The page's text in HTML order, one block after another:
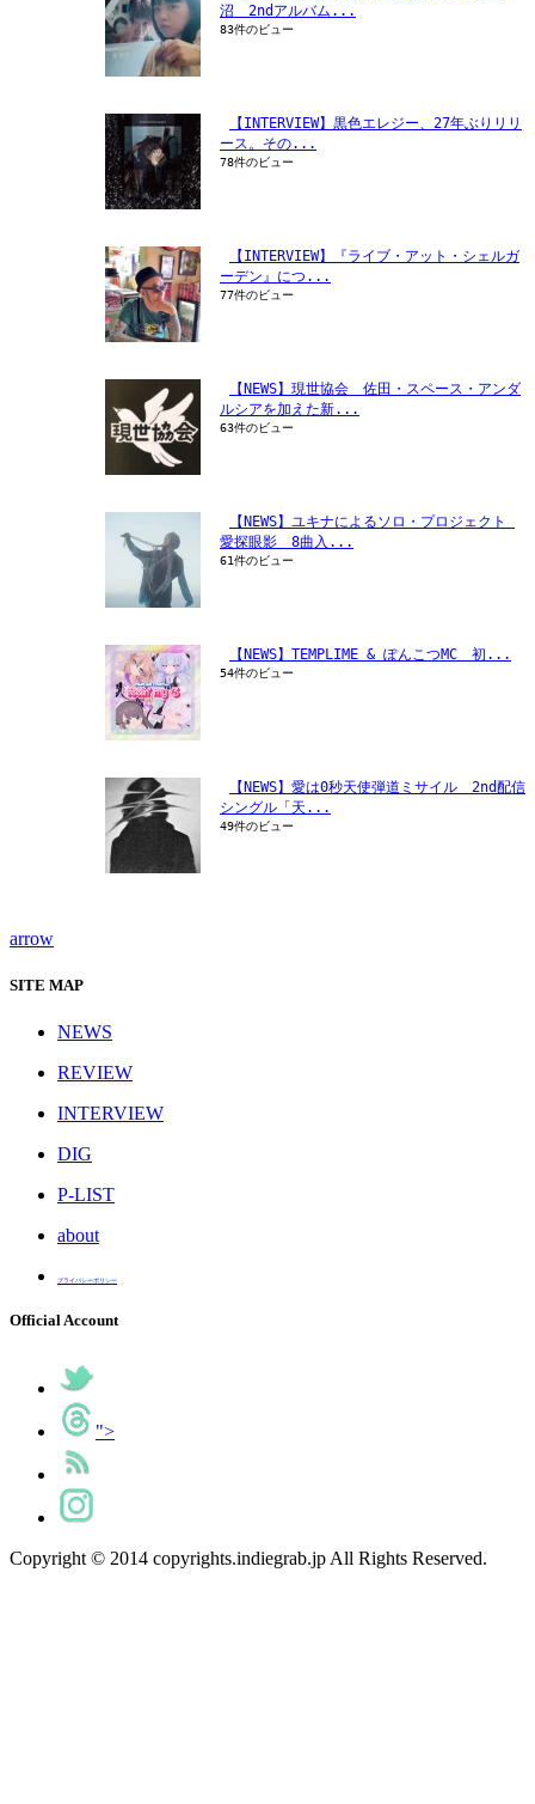
沼　2ndアルバム...
83件のビュー
【INTERVIEW】黒色エレジー、27年ぶりリリ
ース。その...
78件のビュー
【INTERVIEW】『ライブ・アット・シェルガ
ーデン』につ...
77件のビュー
【NEWS】現世協会　佐田・スペース・アンダ
ルシアを加えた新...
63件のビュー
【NEWS】ユキナによるソロ・プロジェクト
愛探眼影　8曲入...
61件のビュー
【NEWS】TEMPLIME & ぽんこつMC　初...
54件のビュー
【NEWS】愛は0秒天使弾道ミサイル　2nd配信
シングル「天...
49件のビュー
arrow
SITE MAP
NEWS
REVIEW
INTERVIEW
DIG
P-LIST
about
プライバシーポリシー
Official Account
">
Copyright © 2014 copyrights.indiegrab.jp All Rights Reserved.